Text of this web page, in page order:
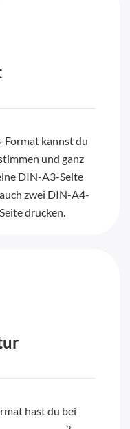
Format kannst du
und ganz
DIN-A3-Seite
zwei DIN-A4-
drucken.
hast du bei